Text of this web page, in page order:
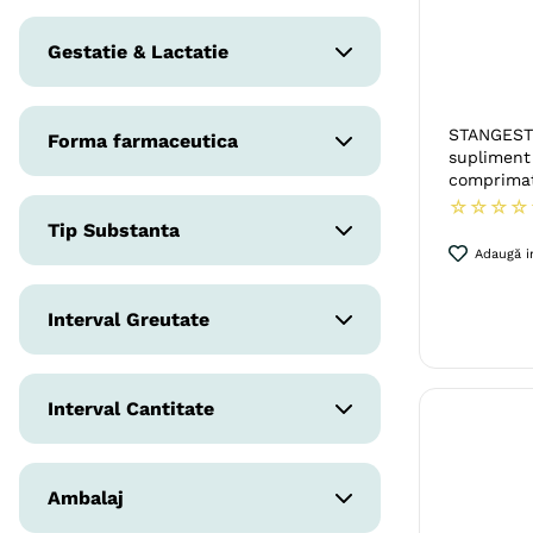
Sistem Nervos & Calmante
3 luni
Gestatie & Lactatie
Netestat
Forma farmaceutica
Ulei
Capsule
Comprimate
Tip Substanta
Substanta fitoterapeutica
Interval Greutate
< 200 g
200 g - 500 g
Interval Cantitate
< 200 ml
200 ml - 500 ml
Ambalaj
☆ ☆ ☆ ☆
Adaugă